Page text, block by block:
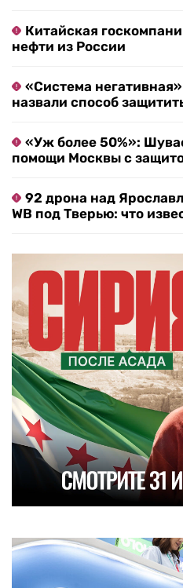
Китайская
нефти из России
«Система
назвали способ
«Уж более 50%»:
помощи Москвы с
92 дрона над
WB под Тверью: что